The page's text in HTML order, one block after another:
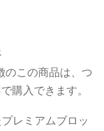
のこの商品は、つ
購入できます。
レミアムブロッ